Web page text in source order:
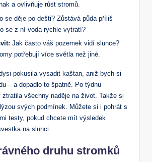
a ovlivňuje růst stromů.
se děje po dešti? Zůstává půda příliš
se z ní voda rychle vytratí?
Jak často váš pozemek vidí slunce?
potřebují více světla než jiné.
pokusila vysadit kaštan, aniž bych si
– a dopadlo to špatně. Po týdnu
ztratila všechny naděje na život. Takže si
svých podmínek. Můžete si i pohrát s
testy, pokud chcete mít výsledek
na slunci.
druhu stromků